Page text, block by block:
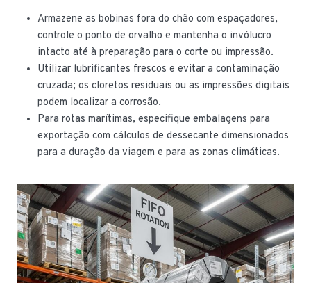
Armazene as bobinas fora do chão com espaçadores,
controle o ponto de orvalho e mantenha o invólucro
intacto até à preparação para o corte ou impressão.
Utilizar lubrificantes frescos e evitar a contaminação
cruzada; os cloretos residuais ou as impressões digitais
podem localizar a corrosão.
Para rotas marítimas, especifique embalagens para
exportação com cálculos de dessecante dimensionados
para a duração da viagem e para as zonas climáticas.